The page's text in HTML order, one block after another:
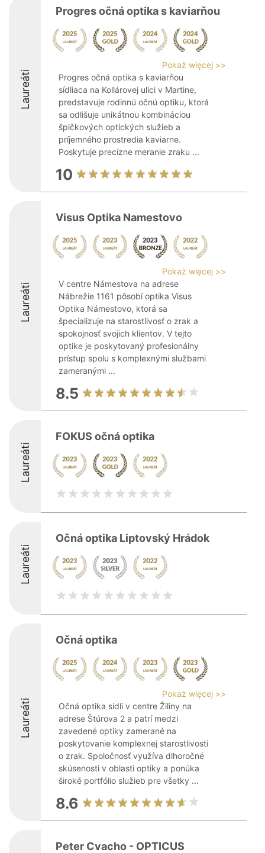
Laureáti
Progres očná optika s kaviarňou
Pokaż więcej >>
Progres očná optika s kaviarňou
sídliaca na Kollárovej ulici v Martine,
predstavuje rodinnú očnú optiku, ktorá
sa odlišuje unikátnou kombináciou
špičkových optických služieb a
príjemného prostredia kaviarne.
Poskytuje precízne meranie zraku ...
10
Laureáti
Visus Optika Namestovo
Pokaż więcej >>
V centre Námestova na adrese
Nábrežie 1161 pôsobí optika Visus
Optika Námestovo, ktorá sa
špecializuje na starostlivosť o zrak a
spokojnosť svojich klientov. V tejto
optike je poskytovaný profesionálny
prístup spolu s komplexnými službami
zameranými ...
8.5
Laureáti
FOKUS očná optika
Laureáti
Očná optika Liptovský Hrádok
Laureáti
Očná optika
Pokaż więcej >>
Očná optika sídli v centre Žiliny na
adrese Štúrova 2 a patrí medzi
zavedené optiky zamerané na
poskytovanie komplexnej starostlivosti
o zrak. Spoločnosť využíva dlhoročné
skúsenosti v oblasti optiky a ponúka
široké portfólio služieb pre všetky ...
8.6
Peter Cvacho - OPTICUS